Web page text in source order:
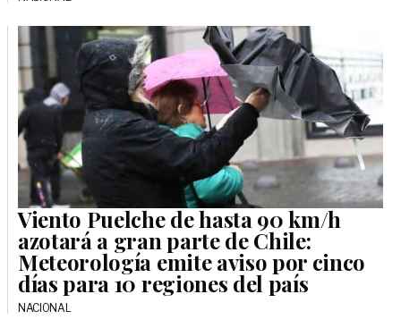
Viento Puelche de hasta 90 km/h
azotará a gran parte de Chile:
Meteorología emite aviso por cinco
días para 10 regiones del país
NACIONAL